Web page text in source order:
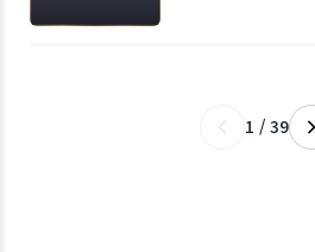
1 / 39